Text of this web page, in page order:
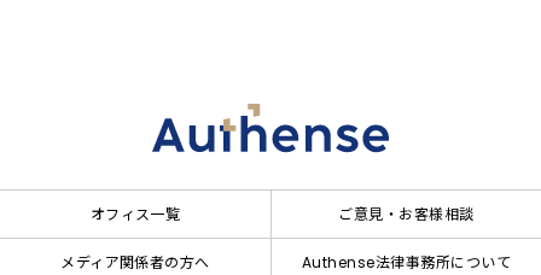
オフィス一覧 ご意見・お客様相談
メディア関係者の方へ Authense法律事務所について